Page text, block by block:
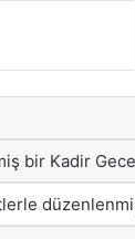
bir Kadir